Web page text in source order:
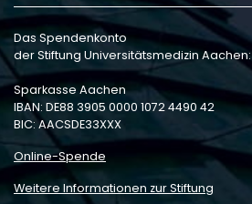
Das Spendenkonto
der Stiftung Universitätsmedizin Aachen:
Sparkasse Aachen
IBAN: DE88 3905 0000 1072 4490 42
BIC: AACSDE33XXX
Online-Spende
Weitere Informationen zur Stiftung